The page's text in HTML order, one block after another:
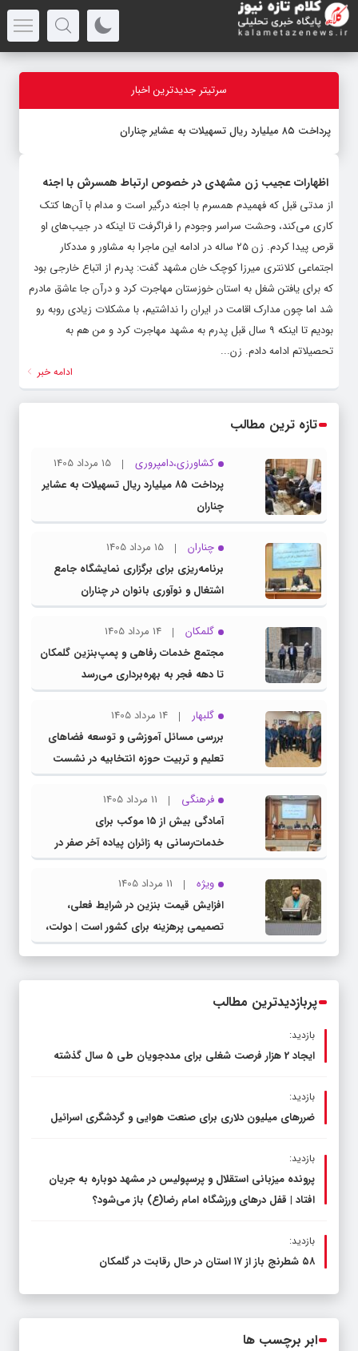
سرتیتر جدیدترین اخبار
پرداخت ۸۵ میلیارد ریال تسهیلات به عشایر چناران
اظهارات عجیب زن مشهدی در خصوص ارتباط همسرش با اجنه
از مدتی قبل که فهمیدم همسرم با اجنه درگیر است و مدام با آن‌ها کتک
کاری می‌کند، وحشت سراسر وجودم را فراگرفت تا اینکه در جیب‌های او
قرص پیدا کردم. زن ۲۵ ساله در ادامه این ماجرا به مشاور و مددکار
اجتماعی کلانتری میرزا کوچک خان مشهد گفت: پدرم از اتباع خارجی بود
که برای یافتن شغل به استان خوزستان مهاجرت کرد و درآن جا عاشق مادرم
شد اما چون مدارک اقامت در ایران را نداشتیم، با مشکلات زیادی روبه رو
بودیم تا اینکه ۹ سال قبل پدرم به مشهد مهاجرت کرد و من هم به
تحصیلاتم ادامه دادم. زن...
ادامه خبر
تازه ترین مطالب
کشاورزی،دامپروری
15 مرداد 1405
پرداخت ۸۵ میلیارد ریال تسهیلات به عشایر
چناران
چناران
15 مرداد 1405
برنامه‌ریزی برای برگزاری نمایشگاه جامع
اشتغال و نوآوری بانوان در چناران
گلمکان
14 مرداد 1405
مجتمع خدمات رفاهی و پمپ‌بنزین گلمکان
تا دهه فجر به بهره‌برداری می‌رسد
گلبهار
14 مرداد 1405
بررسی مسائل آموزشی و توسعه فضاهای
تعلیم و تربیت حوزه انتخابیه در نشست
مشترک عضو کمیسیون آموزش مجلس با
مدیرکل آموزش و پرورش خراسان رضوی
فرهنگی
11 مرداد 1405
آمادگی بیش از ۱۵ موکب برای
خدمات‌رسانی به زائران پیاده آخر صفر در
شهرستان چناران
ویژه
11 مرداد 1405
افزایش قیمت بنزین در شرایط فعلی،
تصمیمی پرهزینه برای کشور است | دولت،
قاچاق سوخت و عوامل اصلی ناترازی را
پربازدیدترین مطالب
بازدید:
ایجاد 2 هزار فرصت شغلی برای مددجویان طی ۵ سال گذشته
بازدید:
ضررهای میلیون دلاری برای صنعت هوایی و گردشگری اسرائیل
بازدید:
پرونده میزبانی استقلال و پرسپولیس در مشهد دوباره به جریان
افتاد | قفل در‌های ورزشگاه امام رضا(ع) باز می‌شود؟
بازدید:
۵۸ شطرنج‌ باز از ۱۷ استان در حال رقابت در گلمکان
ابر برچسب ها